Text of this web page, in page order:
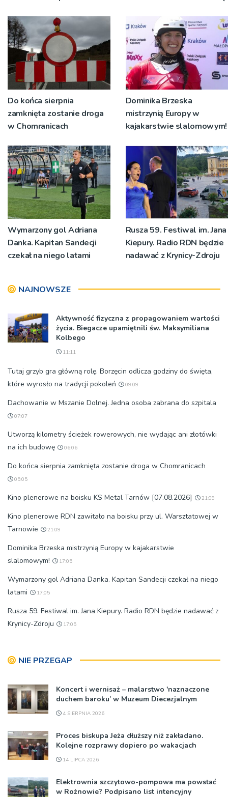
Do końca sierpnia
zamknięta zostanie droga
w Chomranicach
Dominika Brzeska
mistrzynią Europy w
kajakarstwie slalomowym!
Wymarzony gol Adriana
Danka. Kapitan Sandecji
czekał na niego latami
Rusza 59. Festiwal im. Jana
Kiepury. Radio RDN będzie
nadawać z Krynicy-Zdroju
NAJNOWSZE
Aktywność fizyczna z propagowaniem wartości
życia. Biegacze upamiętnili św. Maksymiliana
Kolbego
11:11
Tutaj grzyb gra główną rolę. Borzęcin odlicza godziny do święta,
które wyrosło na tradycji pokoleń
09:09
Dachowanie w Mszanie Dolnej. Jedna osoba zabrana do szpitala
07:07
Utworzą kilometry ścieżek rowerowych, nie wydając ani złotówki
na ich budowę
06:06
Do końca sierpnia zamknięta zostanie droga w Chomranicach
05:05
Kino plenerowe na boisku KS Metal Tarnów [07.08.2026] 21:09
Kino plenerowe RDN zawitało na boisku przy ul. Warsztatowej w
Tarnowie
21:09
Dominika Brzeska mistrzynią Europy w kajakarstwie
slalomowym!
17:05
Wymarzony gol Adriana Danka. Kapitan Sandecji czekał na niego
latami
17:05
Rusza 59. Festiwal im. Jana Kiepury. Radio RDN będzie nadawać z
Krynicy-Zdroju
17:05
NIE PRZEGAP
Koncert i wernisaż – malarstwo 'naznaczone
duchem baroku’ w Muzeum Diecezjalnym
4 SIERPNIA 2026
Proces biskupa Jeża dłuższy niż zakładano.
Kolejne rozprawy dopiero po wakacjach
14 LIPCA 2026
Elektrownia szczytowo-pompowa ma powstać
w Rożnowie? Podpisano list intencyjny